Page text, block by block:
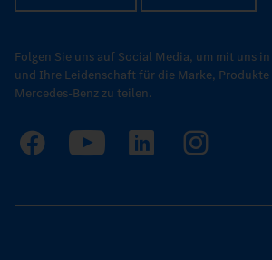
Folgen Sie uns auf Social Media, um mit uns
und Ihre Leidenschaft für die Marke, Produkte
Mercedes-Benz zu teilen.